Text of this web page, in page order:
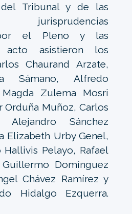
Tribunal y de las
jurisprudencias
por el Pleno y las
acto asistieron los
Chaurand Arzate,
Sámano, Alfredo
Zulema Mosri
Orduña Muñoz, Carlos
Alejandro Sánchez
Elizabeth Urby Genel,
Hallivis Pelayo, Rafael
Domínguez
Chávez Ramírez y
Hidalgo Ezquerra.